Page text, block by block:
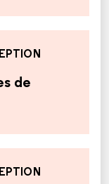
de